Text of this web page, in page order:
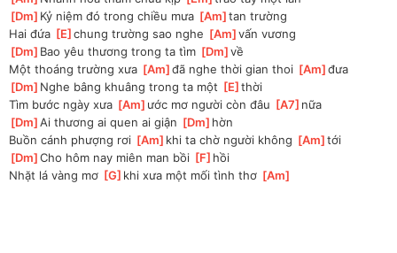
[Dm ]Kỷ niệm đó trong chiều mưa [Am ]tan trường
Hai đứa [E ]
chung trường sao nghe [Am ]
vấn vương
[Dm ]Bao yêu thương trong ta tìm [Dm ]
về
Một thoáng trường xưa [Am ]
đã nghe thời gian thoi [Am ]
đưa
[Dm ]Nghe bâng khuâng trong ta một [E ]thời
Tìm bước ngày xưa [Am ]ước mơ người còn đâu [A7 ]nữa
[Dm ]
Ai thương ai quen ai giận [Dm ]hờn
Buồn cánh phượng rơi [Am ]khi ta chờ người không [Am ]tới
[Dm ]
Cho hôm nay miên man bồi [F ]hồi
Nhặt lá vàng mơ [G ]khi xưa một mối tình thơ [Am